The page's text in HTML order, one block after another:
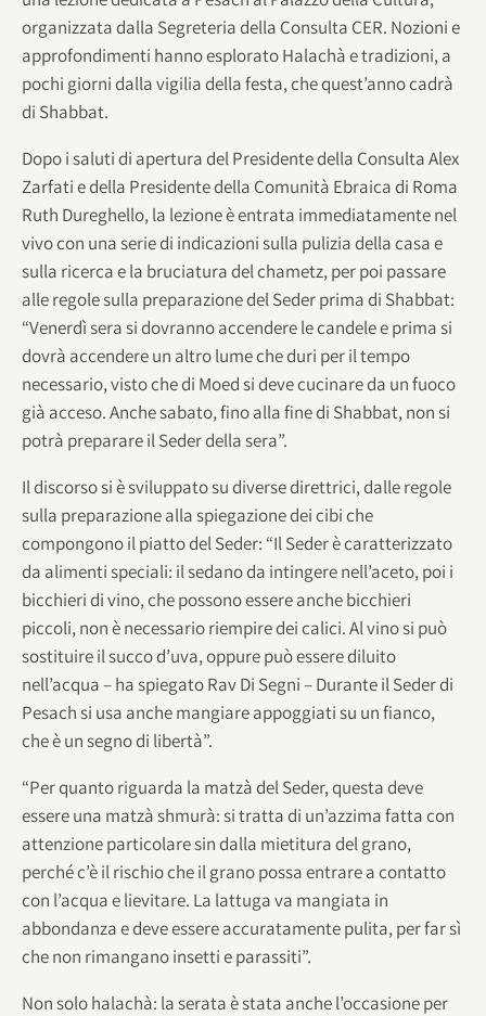
organizzata dalla Segreteria della Consulta CER. Nozioni e
approfondimenti hanno esplorato Halachà e tradizioni, a
pochi giorni dalla vigilia della festa, che quest’anno cadrà
di Shabbat.
Dopo i saluti di apertura del Presidente della Consulta Alex
Zarfati e della Presidente della Comunità Ebraica di Roma
Ruth Dureghello, la lezione è entrata immediatamente nel
vivo con una serie di indicazioni sulla pulizia della casa e
sulla ricerca e la bruciatura del chametz, per poi passare
alle regole sulla preparazione del Seder prima di Shabbat:
“Venerdì sera si dovranno accendere le candele e prima si
dovrà accendere un altro lume che duri per il tempo
necessario, visto che di Moed si deve cucinare da un fuoco
già acceso. Anche sabato, fino alla fine di Shabbat, non si
potrà preparare il Seder della sera”.
Il discorso si è sviluppato su diverse direttrici, dalle regole
sulla preparazione alla spiegazione dei cibi che
compongono il piatto del Seder: “Il Seder è caratterizzato
da alimenti speciali: il sedano da intingere nell’aceto, poi i
bicchieri di vino, che possono essere anche bicchieri
piccoli, non è necessario riempire dei calici. Al vino si può
sostituire il succo d’uva, oppure può essere diluito
nell’acqua – ha spiegato Rav Di Segni – Durante il Seder di
Pesach si usa anche mangiare appoggiati su un fianco,
che è un segno di libertà”.
“Per quanto riguarda la matzà del Seder, questa deve
essere una matzà shmurà: si tratta di un’azzima fatta con
attenzione particolare sin dalla mietitura del grano,
perché c’è il rischio che il grano possa entrare a contatto
con l’acqua e lievitare. La lattuga va mangiata in
abbondanza e deve essere accuratamente pulita, per far sì
che non rimangano insetti e parassiti”.
Non solo halachà: la serata è stata anche l’occasione per